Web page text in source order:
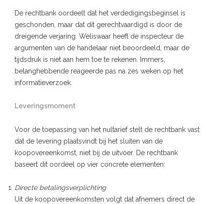
De rechtbank oordeelt dat het verdedigingsbeginsel is
geschonden, maar dat dit gerechtvaardigd is door de
dreigende verjaring. Weliswaar heeft de inspecteur de
argumenten van de handelaar niet beoordeeld, maar de
tijdsdruk is niet aan hem toe te rekenen. Immers,
belanghebbende reageerde pas na zes weken op het
informatieverzoek.
Leveringsmoment
Voor de toepassing van het nultarief stelt de rechtbank vast
dat de levering plaatsvindt bij het sluiten van de
koopovereenkomst, niet bij de uitvoer. De rechtbank
baseert dit oordeel op vier concrete elementen:
Directe betalingsverplichting
Uit de koopovereenkomsten volgt dat afnemers direct de